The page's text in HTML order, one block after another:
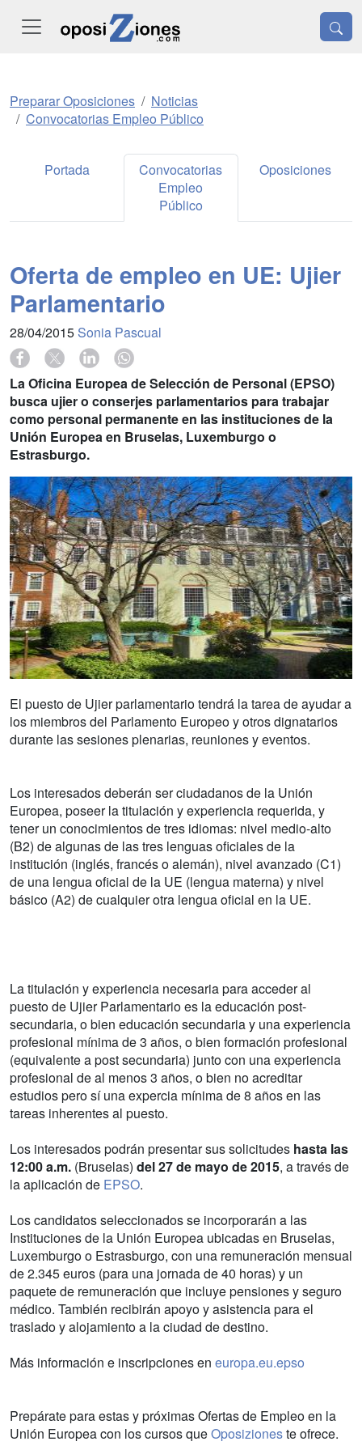
Preparar Oposiciones
Noticias
Convocatorias Empleo Público
Portada
Convocatorias
Empleo
Público
Oposiciones
Oferta de empleo en UE: Ujier
Parlamentario
28/04/2015 Sonia Pascual
La Oficina Europea de Selección de Personal (EPSO)
busca ujier o conserjes parlamentarios para trabajar
como personal permanente en las instituciones de la
Unión Europea en Bruselas, Luxemburgo o
Estrasburgo.
El puesto de Ujier parlamentario tendrá la tarea de ayudar a
los miembros del Parlamento Europeo y otros dignatarios
durante las sesiones plenarias, reuniones y eventos.
Los interesados deberán ser ciudadanos de la Unión
Europea, poseer la titulación y experiencia requerida, y
tener un conocimientos de tres idiomas: nivel medio-alto
(B2) de algunas de las tres lenguas oficiales de la
institución (inglés, francés o alemán), nivel avanzado (C1)
de una lengua oficial de la UE (lengua materna) y nivel
básico (A2) de cualquier otra lengua oficial en la UE.
La titulación y experiencia necesaria para acceder al
puesto de Ujier Parlamentario es la educación post-
secundaria, o bien educación secundaria y una experiencia
profesional mínima de 3 años, o bien formación profesional
(equivalente a post secundaria) junto con una experiencia
profesional de al menos 3 años, o bien no acreditar
estudios pero sí una expercia mínima de 8 años en las
tareas inherentes al puesto.
Los interesados podrán presentar sus solicitudes hasta las
12:00 a.m. (Bruselas) del 27 de mayo de 2015, a través de
la aplicación de EPSO.
Los candidatos seleccionados se incorporarán a las
Instituciones de la Unión Europea ubicadas en Bruselas,
Luxemburgo o Estrasburgo, con una remuneración mensual
de 2.345 euros (para una jornada de 40 horas) y un
paquete de remuneración que incluye pensiones y seguro
médico. También recibirán apoyo y asistencia para el
traslado y alojamiento a la ciudad de destino.
Más información e inscripciones en europa.eu.epso
Prepárate para estas y próximas Ofertas de Empleo en la
Unión Europea con los cursos queOposizioneste ofrece.